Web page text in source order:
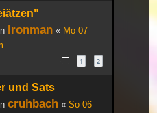
Ironman « Mo 07
1 2
und Sats
cruhbach « So 06